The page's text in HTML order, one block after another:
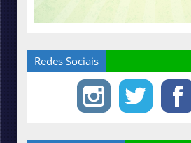
Redes Sociais